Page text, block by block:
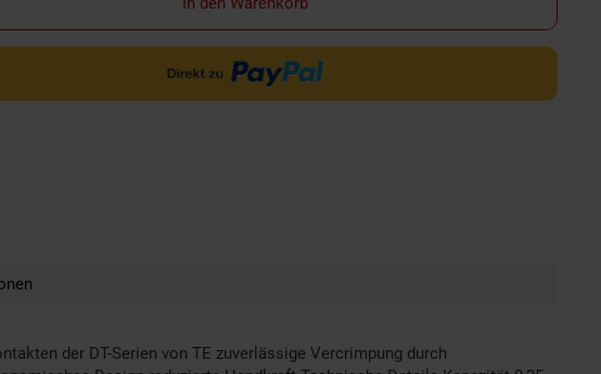
der DT-Serien von TE zuverlässige Vercrimpung durch